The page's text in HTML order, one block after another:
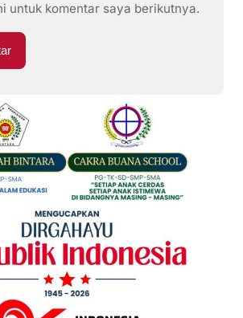
untuk komentar saya berikutnya.